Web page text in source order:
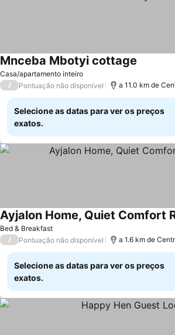
Casa/apartamento inteiro
Mnceba Mbotyi cottage
/ Pontuação não disponível a 11.0 km de
Selecione as datas para ver os preços
exatos.
Bed & Breakfast
Ayjalon Home, Quiet Comfort
/ Pontuação não disponível a 1.6 km de
Selecione as datas para ver os preços
exatos.